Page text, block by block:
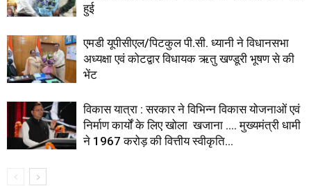
हुई
एमडी यूपीसीएल/पिटकुल पी.सी. ध्यानी ने विधानसभा
अध्यक्षा एवं कोटद्वार विधायक ऋतु खण्डूरी भूषण से की
भेंट
विकास यात्रा : सरकार ने विभिन्न विकास योजनाओं एवं
निर्माण कार्यों के लिए खोला खजाना …. मुख्यमंत्री धामी
ने ₹1967 करोड़ की वित्तीय स्वीकृति...